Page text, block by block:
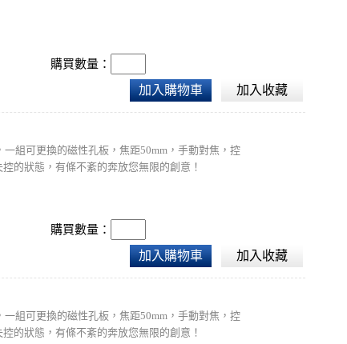
購買數量：
加入購物車 加入收藏
組可更換的磁性孔板，焦距50mm，手動對焦，控
的狀態，有條不紊的奔放您無限的創意！
購買數量：
加入購物車 加入收藏
組可更換的磁性孔板，焦距50mm，手動對焦，控
的狀態，有條不紊的奔放您無限的創意！